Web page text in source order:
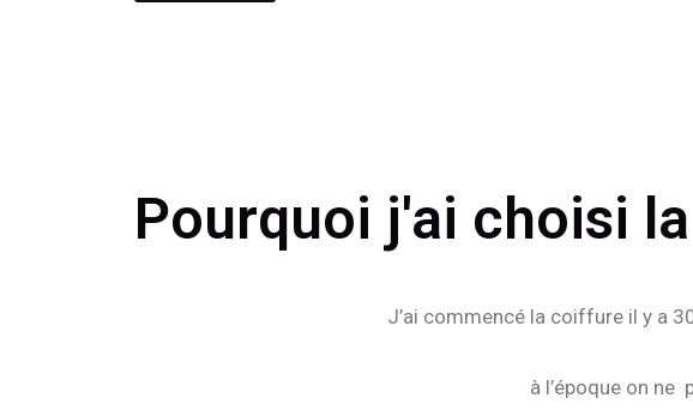
Pourquoi j'ai choisi
J’ai commencé la coiffure il y a
à l’époque on ne